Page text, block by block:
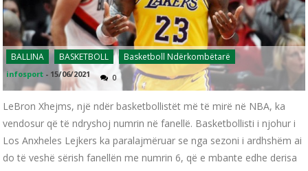
BALLINA BASKETBOLL Basketboll Ndërkombëtarë
infosport - 15/06/2021 0
LeBron Xhejms, një ndër basketbollistët më të mirë në NBA, ka
vendosur që të ndryshoj numrin në fanellë. Basketbollisti i njohur i
Los Anxheles Lejkers ka paralajmëruar se nga sezoni i ardhshëm ai
do të veshë sërish fanellën me numrin 6, që e mbante edhe derisa